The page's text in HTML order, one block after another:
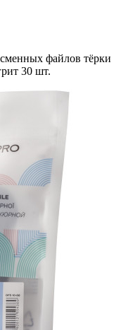
файлов тёрки
30 шт.